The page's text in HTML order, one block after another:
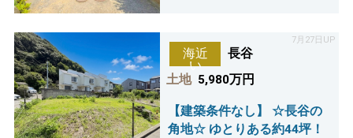
7月27日UP
海近
い
長谷
土地 5,980万円
【建築条件なし】 ☆長谷の
角地☆ ゆとりある約44坪！